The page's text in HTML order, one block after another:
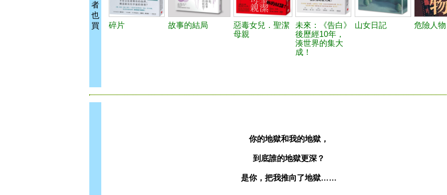
者
也
買
碎片 故事的結局
惡毒女兒．聖潔
母親
未來：《告白》
後歷經10年，
湊世界的集大
成！
山女日記 危險人物
你的地獄和我的地獄，
到底誰的地獄更深？
是你，把我推向了地獄……